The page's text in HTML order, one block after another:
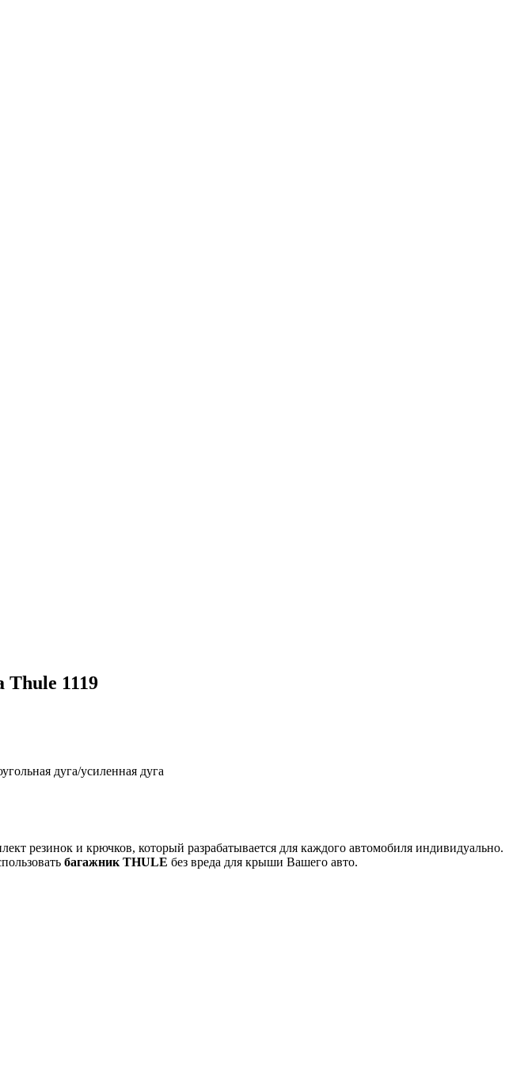
Thule 1119
дуга/усиленная дуга
резинок и крючков, который разрабатывается для каждого автомобиля индивидуально.
багажник THULE без вреда для крыши Вашего авто.